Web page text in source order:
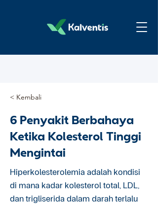
< Kembali
6 Penyakit Berbahaya
Ketika Kolesterol Tinggi
Mengintai
Hiperkolesterolemia adalah kondisi
di mana kadar kolesterol total, LDL,
dan trigliserida dalam darah terlalu